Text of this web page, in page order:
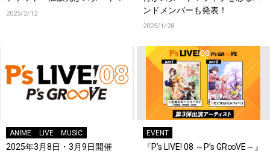
2025/2/12
ンドメンバーも発表！
2025/1/28
ANIME LIVE MUSIC
2025年3月8日・3月9日開催
EVENT
『P’s LIVE! 08 ～P’s GR∞VE～』